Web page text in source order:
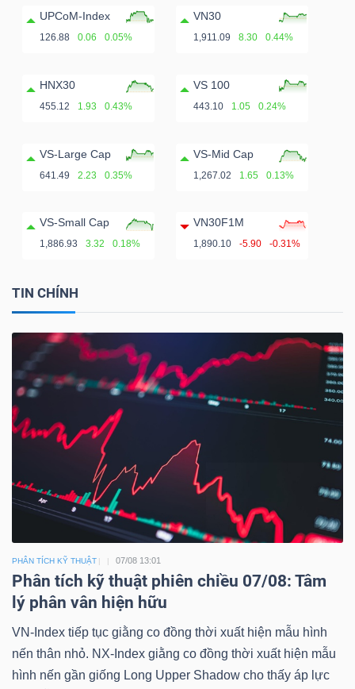
UPCoM-Index
126.88 0.06 0.05%
VN30
1,911.09 8.30 0.44%
HNX30
455.12 1.93 0.43%
VS 100
443.10 1.05 0.24%
VS-Large Cap
641.49 2.23 0.35%
VS-Mid Cap
1,267.02 1.65 0.13%
VS-Small Cap
1,886.93 3.32 0.18%
VN30F1M
1,890.10 -5.90 -0.31%
TIN CHÍNH
PHÂN TÍCH KỸ THUẬT 07/08 13:01
Phân tích kỹ thuật phiên chiều 07/08: Tâm
lý phân vân hiện hữu
VN-Index tiếp tục giằng co đồng thời xuất hiện mẫu hình
nến thân nhỏ. NX-Index giằng co đồng thời xuất hiện mẫu
hình nến gần giống Long Upper Shadow cho thấy áp lực